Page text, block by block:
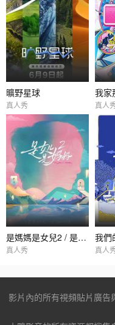
曠野星球
真人秀
我家
真人
是媽媽是女兒2 / 是女兒是媽媽2
真人秀
我們
真人
影片內的所有視頻貼片廣